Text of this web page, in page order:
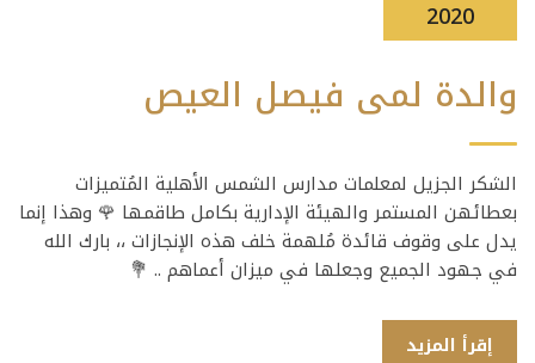
2020
والدة لمى فيصل العيص
الشكر الجزيل لمعلمات مدارس الشمس الأهلية المُتميزات
بعطائهن المستمر والهيئة الإدارية بكامل طاقمها 🌹 وهذا إنما
يدل على وقوف قائدة مُلهمة خلف هذه الإنجازات ،، بارك الله
في جهود الجميع وجعلها في ميزان أعماهم .. 💐
إقرأ المزيد